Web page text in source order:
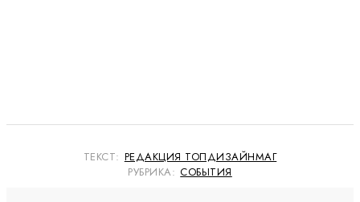
ТЕКСТ: РЕДАКЦИЯ ТОПДИЗАЙНМАГ
РУБРИКА: СОБЫТИЯ